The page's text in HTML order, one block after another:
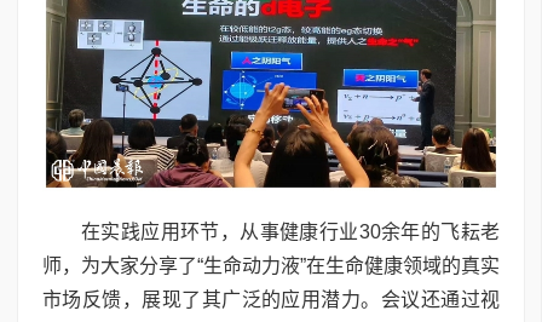
在实践应用环节，从事健康行业30余年的飞耘老
师，为大家分享了“生命动力液”在生命健康领域的真实
市场反馈，展现了其广泛的应用潜力。会议还通过视